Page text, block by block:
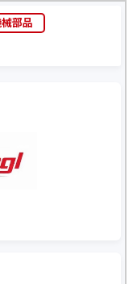
械部品